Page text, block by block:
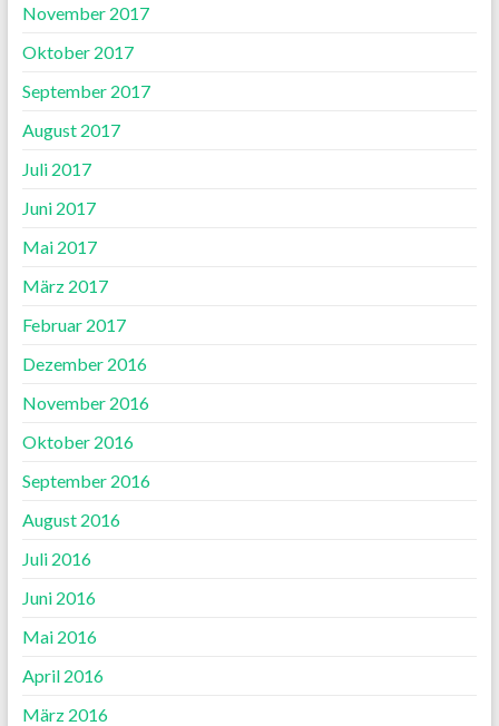
November 2017
Oktober 2017
September 2017
August 2017
Juli 2017
Juni 2017
Mai 2017
März 2017
Februar 2017
Dezember 2016
November 2016
Oktober 2016
September 2016
August 2016
Juli 2016
Juni 2016
Mai 2016
April 2016
März 2016